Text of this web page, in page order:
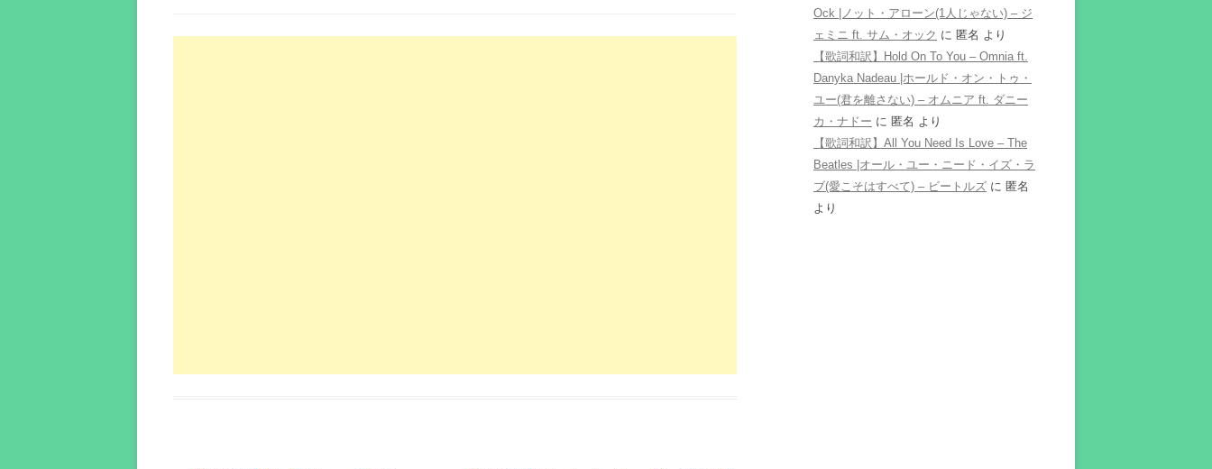
Ock |ノット・アローン(1人じゃない) – ジ
ェミニ ft. サム・オック に 匿名 より
【歌詞和訳】Hold On To You – Omnia ft.
Danyka Nadeau |ホールド・オン・トゥ・
ユー(君を離さない) – オムニア ft. ダニー
カ・ナドー に 匿名 より
【歌詞和訳】All You Need Is Love – The
Beatles |オール・ユー・ニード・イズ・ラ
ブ(愛こそはすべて) – ビートルズ に 匿名
より